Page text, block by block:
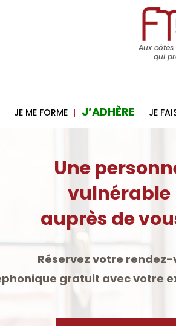
Aux
qui
JE ME FORME J’ADHÈRE JE
Une personne
vulnérable
de vous ?
votre rendez-vous
avec votre expert